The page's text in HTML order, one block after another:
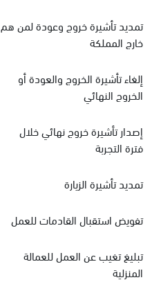
تمديد تأشيرة خروج وعودة لمن هم
خارج المملكة
إلغاء تأشيرة الخروج والعودة أو
الخروج النهائي
إصدار تأشيرة خروج نهائي خلال
فترة التجربة
تمديد تأشيرة الزيارة
تفويض استقبال القادمات للعمل
تبليغ تغيب عن العمل للعمالة
المنزلية